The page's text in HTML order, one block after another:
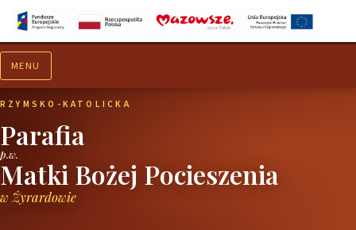
MENU
RZYMSKO-KATOLICKA
Parafia
p.w.
Matki Bożej Pocieszenia
w Żyrardowie